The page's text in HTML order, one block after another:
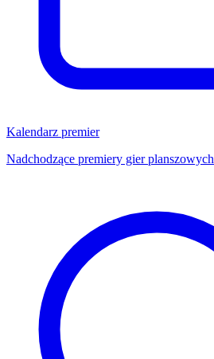
Kalendarz premier
Nadchodzące premiery gier planszowych